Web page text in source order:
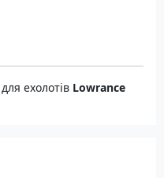
ехолотів Lowrance